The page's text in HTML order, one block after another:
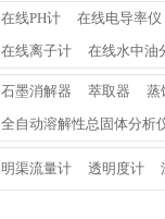
在线PH计 在线电导率仪
在线离子计
在线水中油
石墨消解器 萃取器 蒸
全自动溶解性总固体分析
明渠流量计 透明度计